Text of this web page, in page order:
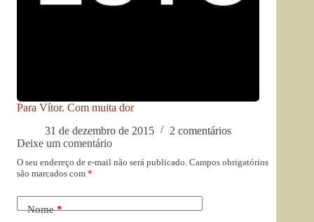
Para Vítor. Com muita dor
31 de dezembro de 2015
2 comentários
Deixe um comentário
O seu endereço de e-mail não será publicado. Campos obrigatórios
são marcados com *
Nome*